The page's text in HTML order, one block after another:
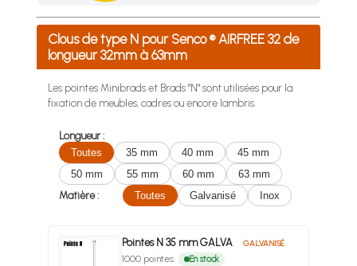
Achetez 4 sachets ou boîtes d'agrafes ou de pointes et
Clous de type N pour Senco ® AIRFREE 32 de
longueur 32mm à 63mm
Les pointes Minibrads et Brads "N" sont utilisées pour la
fixation de meubles, cadres ou encore lambris.
Longueur :
Toutes
35 mm 40 mm
45 mm
50 mm
55 mm 60 mm
63 mm
Matière :
Toutes Galvanisé Inox
Pointes N 35 mm GALVA GALVANISÉ
1000 pointes En stock